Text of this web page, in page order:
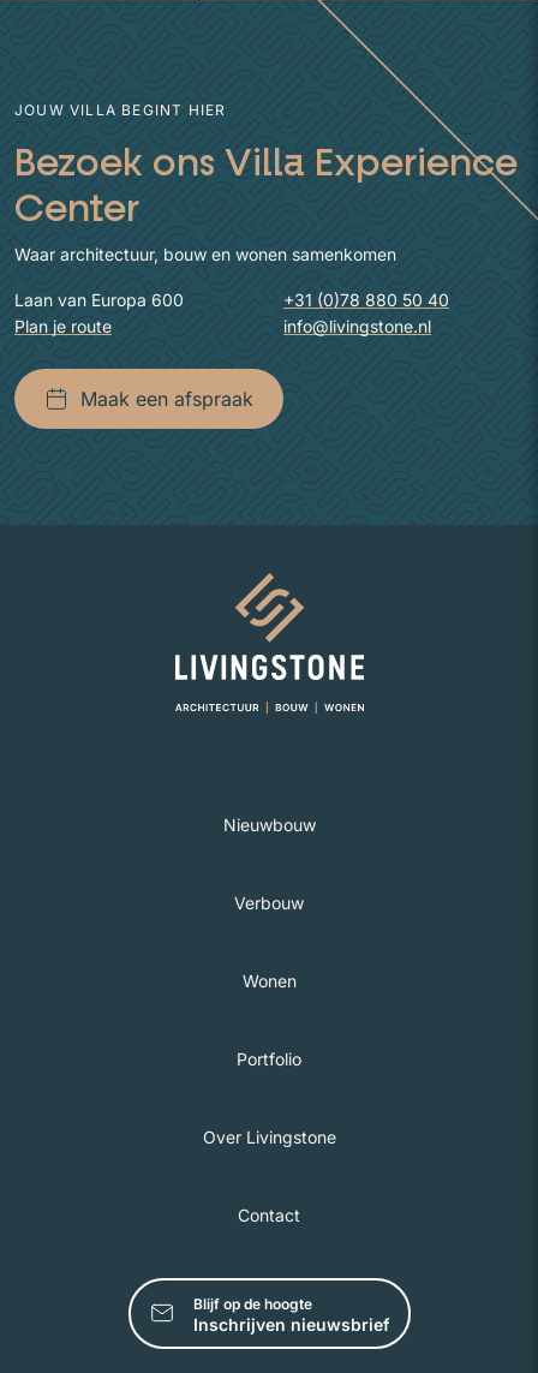
JOUW VILLA BEGINT HIER
Bezoek ons Villa Experience
Center
Waar architectuur, bouw en wonen samenkomen
Laan van Europa 600
Plan je route
+31 (0)78 880 50 40
info@livingstone.nl
Maak een afspraak
Naar homepage
Nieuwbouw
Verbouw
Wonen
Portfolio
Over Livingstone
Contact
Blijf op de hoogte
Inschrijven nieuwsbrief